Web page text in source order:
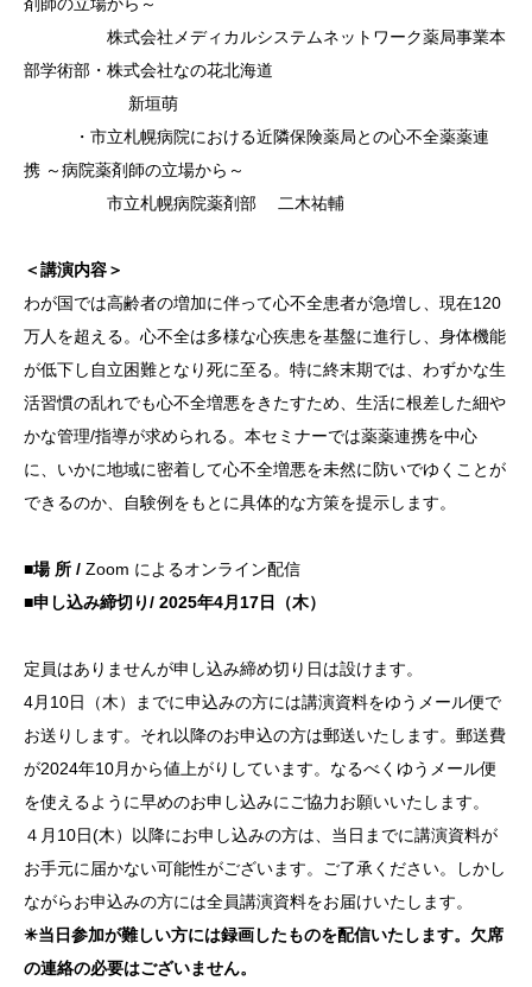
株式会社メディカルシステムネットワーク薬局事業本
部学術部・株式会社なの花北海道
新垣萌
・市立札幌病院における近隣保険薬局との心不全薬薬連
携 ～病院薬剤師の立場から～
市立札幌病院薬剤部 二木祐輔
＜講演内容＞
わが国では高齢者の増加に伴って心不全患者が急増し 、現在1 20
万人 を超える。心不全は多様な心疾患を基盤に進行し、身体機能
が低下し自立困難と なり死に至る。特に終末期では、わずかな生
活習慣の乱れでも心不全増悪をきたすため、 生活に根差した細や
かな管理/指導が求められる。本セミナーでは薬薬連携を中心
に、いかに地域に密着して心不全増悪を未然に防いでゆくこ とが
でき るのか、 自験例をもとに具体的な方策を提示します。
■場 所 / Zoom によるオンライン配信
■申し込み締切り/ 2025年4月17日 （木）
定員はありませんが申し込み締め切り日は設けます。
4月10日（木）までに申込みの方には講演資料をゆうメール便で
お送りします。それ以降のお申込の方は郵送いたします。郵送費
が2024年10月から値 上がりしています。なるべくゆうメール便
を使えるよ うに早めのお申し込みにご協力お願いいたし ます。
４月10日(木） 以降にお申し込みの方は、 当日までに講演資料が
お手元に届かない可能性がございます。 ご了承く ださい。
しかし
ながらお申込みの方には全員講演資料をお届けいたします。
✳︎当 日参加が難しい方には録画したものを配信いたします。欠席
の連絡の必要はございません。